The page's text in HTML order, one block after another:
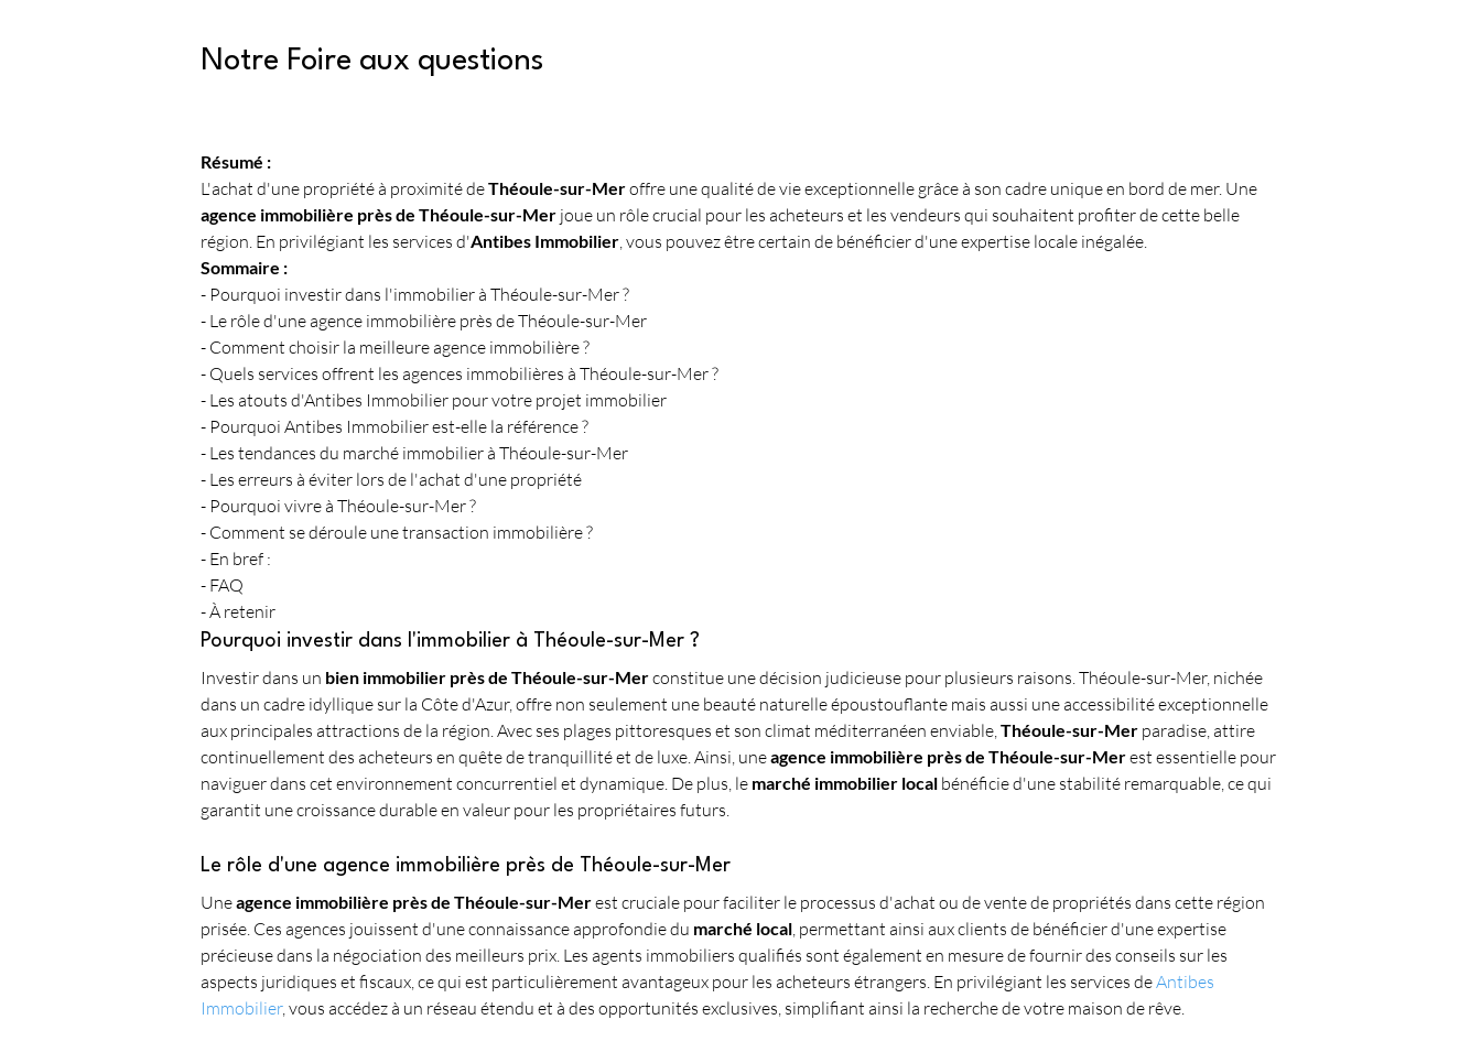
Notre Foire aux questions
Résumé :
L'achat d'une propriété à proximité de Théoule-sur-Mer offre une qualité de vie exceptionnelle grâce à son cadre unique en bord de mer. Une
agence immobilière près de Théoule-sur-Mer joue un rôle crucial pour les acheteurs et les vendeurs qui souhaitent profiter de cette belle
région. En privilégiant les services d'Antibes Immobilier, vous pouvez être certain de bénéficier d'une expertise locale inégalée.
Sommaire :
- Pourquoi investir dans l'immobilier à Théoule-sur-Mer ?
- Le rôle d'une agence immobilière près de Théoule-sur-Mer
- Comment choisir la meilleure agence immobilière ?
- Quels services offrent les agences immobilières à Théoule-sur-Mer ?
- Les atouts d'Antibes Immobilier pour votre projet immobilier
- Pourquoi Antibes Immobilier est-elle la référence ?
- Les tendances du marché immobilier à Théoule-sur-Mer
- Les erreurs à éviter lors de l'achat d'une propriété
- Pourquoi vivre à Théoule-sur-Mer ?
- Comment se déroule une transaction immobilière ?
- En bref :
- FAQ
- À retenir
Pourquoi investir dans l'immobilier à Théoule-sur-Mer ?
Investir dans un bien immobilier près de Théoule-sur-Mer constitue une décision judicieuse pour plusieurs raisons. Théoule-sur-Mer, nichée
dans un cadre idyllique sur la Côte d'Azur, offre non seulement une beauté naturelle époustouflante mais aussi une accessibilité exceptionnelle
aux principales attractions de la région. Avec ses plages pittoresques et son climat méditerranéen enviable, Théoule-sur-Mer paradise, attire
continuellement des acheteurs en quête de tranquillité et de luxe. Ainsi, une agence immobilière près de Théoule-sur-Mer est essentielle pour
naviguer dans cet environnement concurrentiel et dynamique. De plus, le marché immobilier local bénéficie d'une stabilité remarquable, ce qui
garantit une croissance durable en valeur pour les propriétaires futurs.
Le rôle d'une agence immobilière près de Théoule-sur-Mer
Une agence immobilière près de Théoule-sur-Mer est cruciale pour faciliter le processus d'achat ou de vente de propriétés dans cette région
prisée. Ces agences jouissent d'une connaissance approfondie du marché local, permettant ainsi aux clients de bénéficier d'une expertise
précieuse dans la négociation des meilleurs prix. Les agents immobiliers qualifiés sont également en mesure de fournir des conseils sur les
aspects juridiques et fiscaux, ce qui est particulièrement avantageux pour les acheteurs étrangers. En privilégiant les services de Antibes
Immobilier, vous accédez à un réseau étendu et à des opportunités exclusives, simplifiant ainsi la recherche de votre maison de rêve.